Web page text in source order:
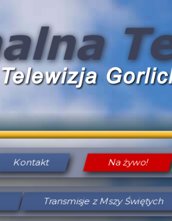
Kontakt Na żywo!
Transmisje z Mszy Świętych